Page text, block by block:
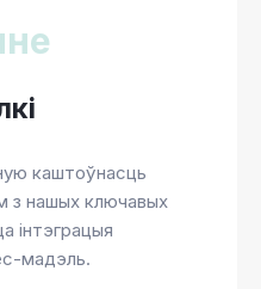
каштоўнасць
з нашых ключавых
інтэграцыя
мадэль.